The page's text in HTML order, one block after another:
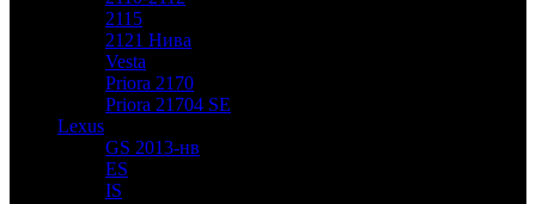
2115
2121 Нива
Vesta
Priora 2170
Priora 21704 SE
Lexus
GS 2013-нв
ES
IS